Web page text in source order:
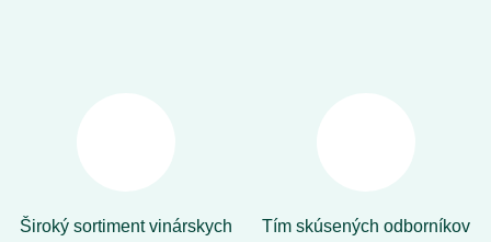
Široký sortiment vinárskych
Tím skúsených odborníkov